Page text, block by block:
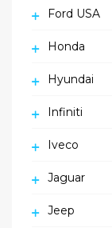
Ford USA
Honda
Hyundai
Infiniti
Iveco
Jaguar
Jeep